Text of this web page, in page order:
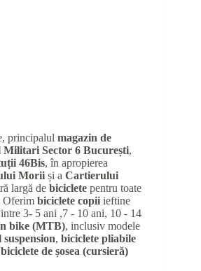
principalul magazin de
Sector 6 București,
46Bis, în apropierea
Morii și a Cartierului
largă de biciclete pentru toate
Oferim biciclete copii ieftine
3- 5 ani ,7 - 10 ani, 10 - 14
bike (MTB), inclusiv modele
, biciclete pliabile
biciclete de șosea (cursieră)